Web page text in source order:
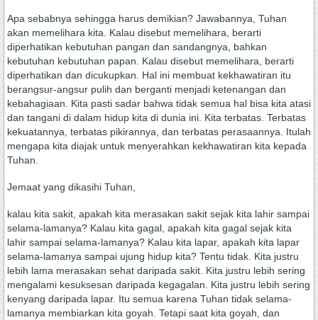
Apa sebabnya sehingga harus demikian? Jawabannya, Tuhan
akan memelihara kita. Kalau disebut memelihara, berarti
diperhatikan kebutuhan pangan dan sandangnya, bahkan
kebutuhan kebutuhan papan. Kalau disebut memelihara, berarti
diperhatikan dan dicukupkan. Hal ini membuat kekhawatiran itu
berangsur-angsur pulih dan berganti menjadi ketenangan dan
kebahagiaan. Kita pasti sadar bahwa tidak semua hal bisa kita atasi
dan tangani di dalam hidup kita di dunia ini. Kita terbatas. Terbatas
kekuatannya, terbatas pikirannya, dan terbatas perasaannya. Itulah
mengapa kita diajak untuk menyerahkan kekhawatiran kita kepada
Tuhan.
Jemaat yang dikasihi Tuhan,
kalau kita sakit, apakah kita merasakan sakit sejak kita lahir sampai
selama-lamanya? Kalau kita gagal, apakah kita gagal sejak kita
lahir sampai selama-lamanya? Kalau kita lapar, apakah kita lapar
selama-lamanya sampai ujung hidup kita? Tentu tidak. Kita justru
lebih lama merasakan sehat daripada sakit. Kita justru lebih sering
mengalami kesuksesan daripada kegagalan. Kita justru lebih sering
kenyang daripada lapar. Itu semua karena Tuhan tidak selama-
lamanya membiarkan kita goyah. Tetapi saat kita goyah, dan